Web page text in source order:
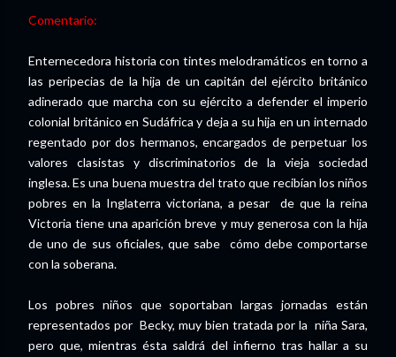
Comentario:
Enternecedora historia con tintes melodramáticos en torno a
las peripecias de la hija de un capitán del ejército británico
adinerado que marcha con su ejército a defender el imperio
colonial británico en Sudáfrica y deja a su hija en un internado
regentado por dos hermanos, encargados de perpetuar los
valores clasistas y discriminatorios de la vieja sociedad
inglesa. Es una buena muestra del trato que recibían los niños
pobres en la Inglaterra victoriana, a pesar de que la reina
Victoria tiene una aparición breve y muy generosa con la hija
de uno de sus oficiales, que sabe cómo debe comportarse
con la soberana.
Los pobres niños que soportaban largas jornadas están
representados por Becky, muy bien tratada por la niña Sara,
pero que, mientras ésta saldrá del infierno tras hallar a su